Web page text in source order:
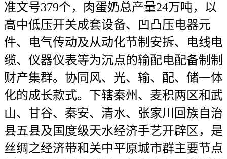
准文号379个，肉蛋奶总产量24万吨，以
高中低压开关成套设备、凹凸压电器元
件、电气传动及从动化节制安拆、电线电
缆、仪器仪表等为沉点的输配电配备制制
财产集群。协同风、光、输、配、储一体
化的成长款式。下辖秦州、麦积两区和武
山、甘谷、秦安、清水、张家川回族自治
县五县及国度级天水经济手艺开辟区，是
丝绸之经济带和关中平原城市群主要节点